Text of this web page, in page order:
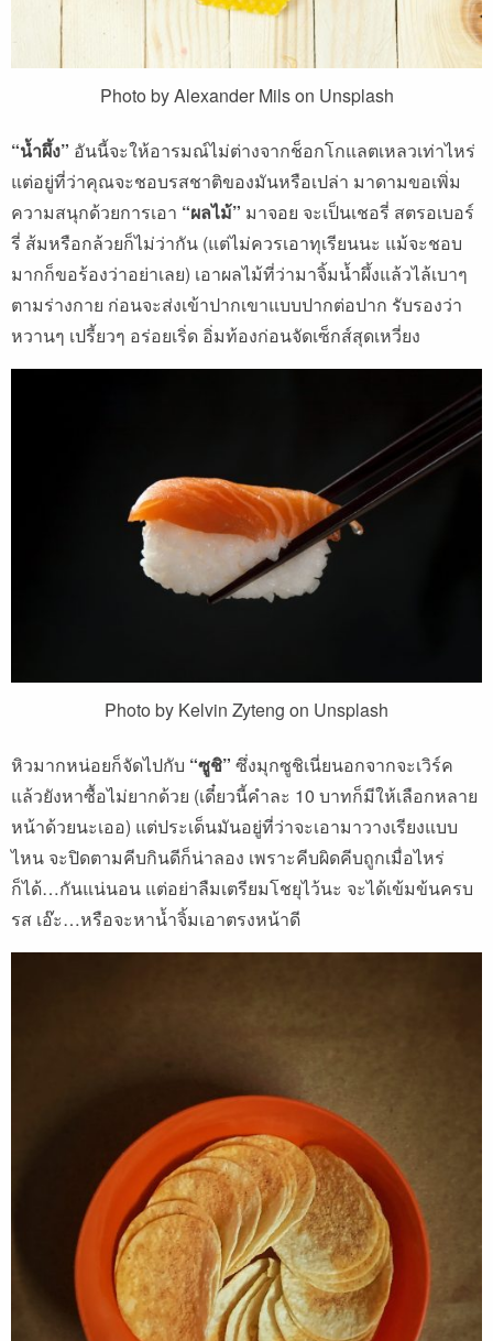
Photo by Alexander Mils on Unsplash
“น้ำผึ้ง” อันนี้จะให้อารมณ์ไม่ต่างจากช็อกโกแลตเหลวเท่าไหร่
แต่อยู่ที่ว่าคุณจะชอบรสชาติของมันหรือเปล่า มาดามขอเพิ่ม
ความสนุกด้วยการเอา “ผลไม้” มาจอย จะเป็นเชอรี่ สตรอเบอร์
รี่ ส้มหรือกล้วยก็ไม่ว่ากัน (แต่ไม่ควรเอาทุเรียนนะ แม้จะชอบ
มากก็ขอร้องว่าอย่าเลย) เอาผลไม้ที่ว่ามาจิ้มน้ำผึ้งแล้วไล้เบาๆ
ตามร่างกาย ก่อนจะส่งเข้าปากเขาแบบปากต่อปาก รับรองว่า
หวานๆ เปรี้ยวๆ อร่อยเริ่ด อิ่มท้องก่อนจัดเซ็กส์สุดเหวี่ยง
Photo by Kelvin Zyteng on Unsplash
หิวมากหน่อยก็จัดไปกับ “ซูชิ” ซึ่งมุกซูชิเนี่ยนอกจากจะเวิร์ค
แล้วยังหาซื้อไม่ยากด้วย (เดี๋ยวนี้คำละ 10 บาทก็มีให้เลือกหลาย
หน้าด้วยนะเออ) แต่ประเด็นมันอยู่ที่ว่าจะเอามาวางเรียงแบบ
ไหน จะปิดตามคีบกินดีก็น่าลอง เพราะคีบผิดคีบถูกเมื่อไหร่
ก็ได้…กันแน่นอน แต่อย่าลืมเตรียมโชยุไว้นะ จะได้เข้มข้นครบ
รส เอ๊ะ…หรือจะหาน้ำจิ้มเอาตรงหน้าดี